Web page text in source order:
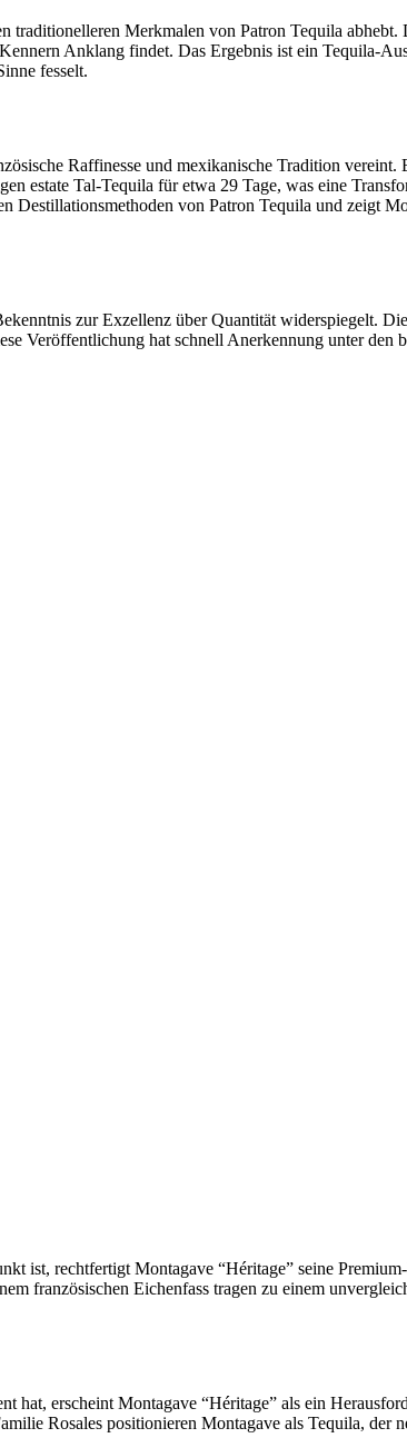
Merkmalen von Patron Tequila abhebt.
Anklang findet. Das Ergebnis ist ein Tequila-
fesselt.
Raffinesse und mexikanische Tradition
estate Tal-Tequila für etwa 29 Tage, was eine
Destillationsmethoden von Patron Tequila und zeigt
zur Exzellenz über Quantität widerspiegelt.
Veröffentlichung hat schnell Anerkennung unter
ist, rechtfertigt Montagave “Héritage” seine
französischen Eichenfass tragen zu einem
hat, erscheint Montagave “Héritage” als ein
Rosales positionieren Montagave als Tequila, der